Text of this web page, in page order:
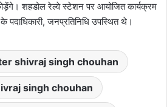
शहडोल रेल्वे स्टेशन पर आयोजित कार्यक्रम
पदाधिकारी, जनप्रतिनिधि उपस्थित थे।
shivraj singh chouhan
singh chouhan